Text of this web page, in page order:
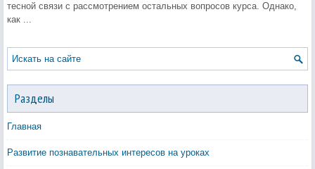
тесной связи с рассмотрением остальных вопросов курса. Однако,
как ...
Разделы
Главная
Развитие познавательных интересов на уроках